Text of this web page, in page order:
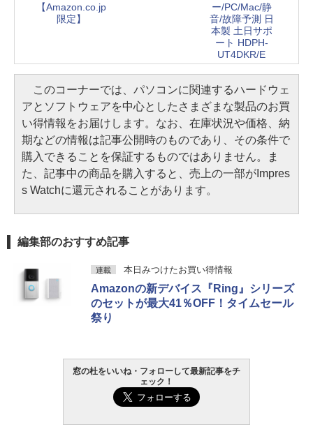
【Amazon.co.jp
限定】
ー/PC/Mac/静
音/故障予測 日
本製 土日サポ
ート HDPH-
UT4DKR/E
このコーナーでは、パソコンに関連するハードウェ
アとソフトウェアを中心としたさまざまな製品のお買
い得情報をお届けします。なお、在庫状況や価格、納
期などの情報は記事公開時のものであり、その条件で
購入できることを保証するものではありません。ま
た、記事中の商品を購入すると、売上の一部がImpres
s Watchに還元されることがあります。
編集部のおすすめ記事
連載 本日みつけたお買い得情報
Amazonの新デバイス『Ring』シリーズ
のセットが最大41％OFF！タイムセール
祭り
窓の杜をいいね・フォローして最新記事をチ
ェック！